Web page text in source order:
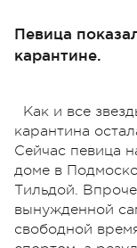
Певица
карантине.
Как и все
карантина
Сейчас певица
доме в
Тильдой.
вынужденной
свободной